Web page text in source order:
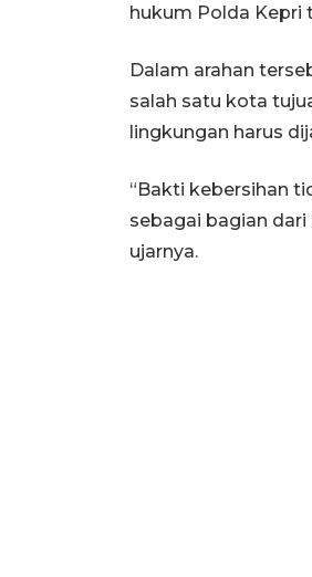
hukum Polda Kepri
Dalam arahan
salah satu kota
lingkungan harus
“Bakti kebersihan
sebagai bagian
ujarnya.